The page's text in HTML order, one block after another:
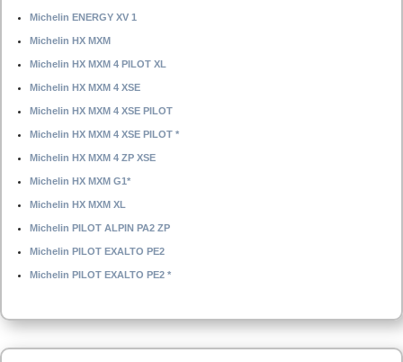
Michelin ENERGY XV 1
Michelin HX MXM
Michelin HX MXM 4 PILOT XL
Michelin HX MXM 4 XSE
Michelin HX MXM 4 XSE PILOT
Michelin HX MXM 4 XSE PILOT *
Michelin HX MXM 4 ZP XSE
Michelin HX MXM G1*
Michelin HX MXM XL
Michelin PILOT ALPIN PA2 ZP
Michelin PILOT EXALTO PE2
Michelin PILOT EXALTO PE2 *